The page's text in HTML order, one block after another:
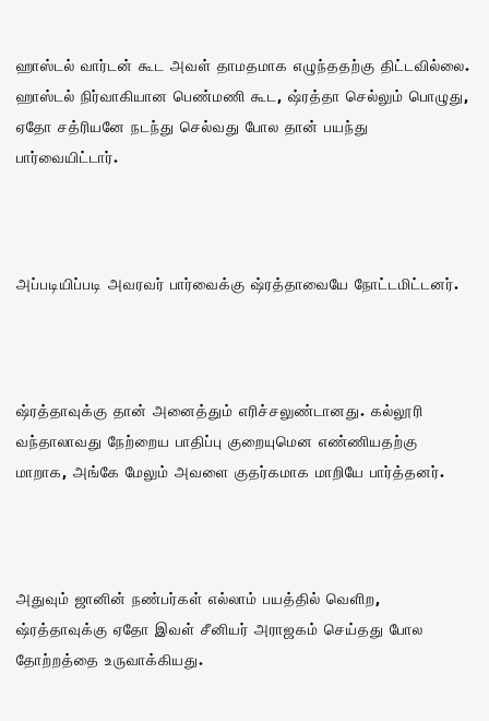
ஹாஸ்டல் வார்டன் கூட அவள் தாமதமாக எழுந்ததற்கு திட்டவில்லை‌.
ஹாஸ்டல் நிர்வாகியான பெண்மணி கூட, ஷ்ரத்தா செல்லும் பொழுது,
ஏதோ சத்ரியனே நடந்து செல்வது போல தான் பயந்து
பார்வையிட்டார்.
அப்படியிப்படி அவரவர் பார்வைக்கு ஷ்ரத்தாவையே நோட்டமிட்டனர்.
ஷ்ரத்தாவுக்கு தான் அனைத்தும் எரிச்சலுண்டானது. கல்லூரி
வந்தாலாவது நேற்றைய பாதிப்பு குறையுமென எண்ணியதற்கு
மாறாக, அங்கே மேலும் அவளை குதர்கமாக மாறியே பார்த்தனர்.
அதுவும் ஜானின் நண்பர்கள் எல்லாம் பயத்தில் வெளிற,
ஷ்ரத்தாவுக்கு ஏதோ இவள் சீனியர் அராஜகம் செய்தது போல
தோற்றத்தை உருவாக்கியது.